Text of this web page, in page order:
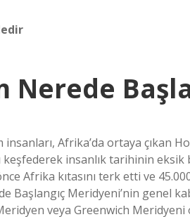
Nerede
Afrika’da ortaya çıkan
keşfederek insanlık tarihinin
Afrika kıtasını terk etti ve
Başlangıç ​​Meridyeni’nin genel
veya Greenwich Meridyeni